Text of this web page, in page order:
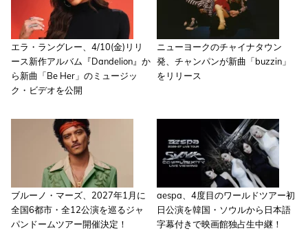
エラ・ラングレー、4/10(金)リリ
ース新作アルバム『Dandelion』か
ら新曲「Be Her」のミュージッ
ク・ビデオを公開
ニューヨークのチャイナタウン
発、チャンパンが新曲「buzzin」
をリリース
ブルーノ・マーズ、2027年1月に
全国6都市・全12公演を巡るジャ
パンドームツアー開催決定！
aespa、4度目のワールドツアー初
日公演を韓国・ソウルから日本語
字幕付きで映画館独占生中継！